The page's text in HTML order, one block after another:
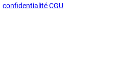
confidentialitéCGU